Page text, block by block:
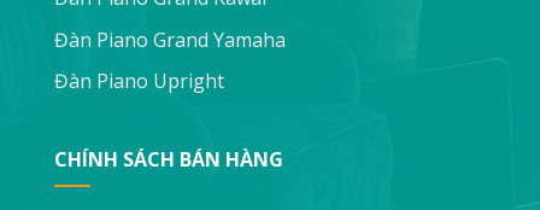
Đàn Piano Grand Yamaha
Đàn Piano Upright
CHÍNH SÁCH BÁN HÀNG